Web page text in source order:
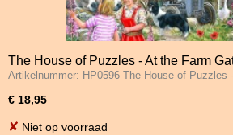
The House of Puzzles - At the Farm
Artikelnummer: HP0596 The House of
€ 18,95
✘ Niet op voorraad